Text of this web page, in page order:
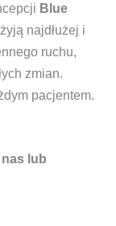
Blue
najdłużej i
ruchu,
zmian.
pacjentem.
lub